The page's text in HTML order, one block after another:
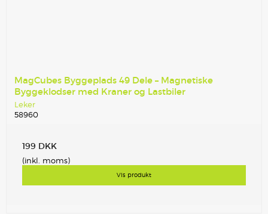
MagCubes Byggeplads 49 Dele – Magnetiske
Byggeklodser med Kraner og Lastbiler
Leker
58960
199 DKK
(inkl. moms)
Vis produkt